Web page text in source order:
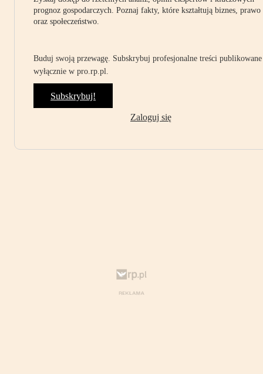
prognoz gospodarczych. Poznaj fakty, które kształtują biznes, prawo
oraz społeczeństwo.
Buduj swoją przewagę. Subskrybuj profesjonalne treści publikowane
wyłącznie w pro.rp.pl.
Subskrybuj!
Zaloguj się